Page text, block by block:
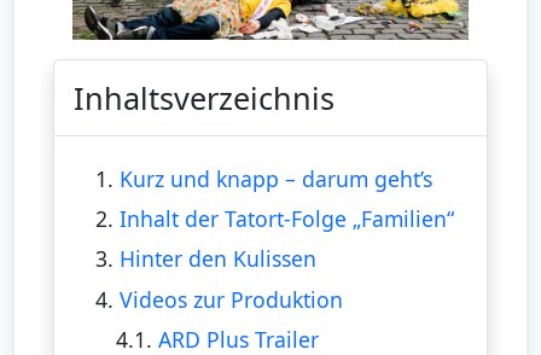
Inhaltsverzeichnis
1. Kurz und knapp – darum geht’s
2. Inhalt der Tatort-Folge „Familien“
3. Hinter den Kulissen
4. Videos zur Produktion
4.1.ARD Plus Trailer